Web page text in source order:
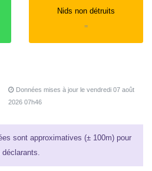
Nids non détruits
=
Données mises à jour le vendredi 07 août
2026 07h46
sont approximatives (± 100m) pour